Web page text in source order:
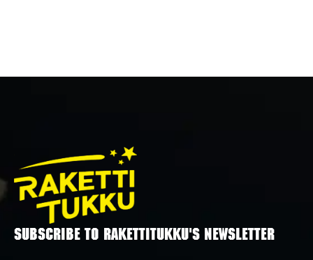
SUBSCRIBE TO RAKETTITUKKU'S NEWSLETTER